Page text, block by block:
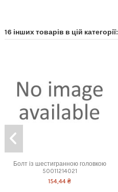
16 інших товарів в цій категорії:
Болт із шестигранною головкою
50011214021
154,44 ₴